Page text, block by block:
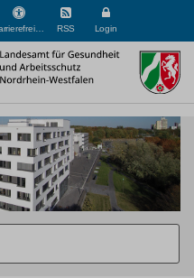
Barrierefreiheit RSS Login